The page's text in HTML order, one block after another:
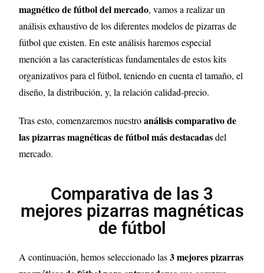
magnético de fútbol del mercado, vamos a realizar un
análisis exhaustivo de los diferentes modelos de pizarras de
fútbol que existen. En este análisis haremos especial
mención a las características fundamentales de estos kits
organizativos para el fútbol, teniendo en cuenta el tamaño, el
diseño, la distribución, y, la relación calidad-precio.
Tras esto, comenzaremos nuestroanálisis comparativo de
las pizarras magnéticas de fútbol más destacadasdel
mercado.
Comparativa de las 3
mejores pizarras magnéticas
de fútbol
A continuación, hemos seleccionado las3mejores pizarras